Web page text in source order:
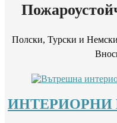
Полски, Турски и
ИНТЕРИОРНИ